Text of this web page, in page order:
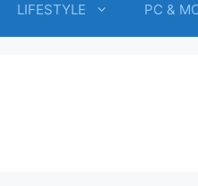
LIFESTYLE PC &